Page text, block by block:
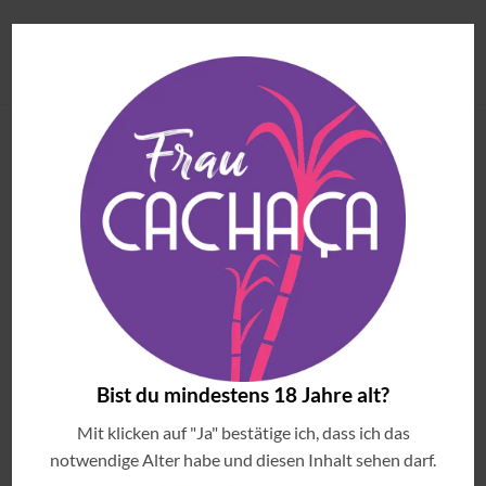
Bist du mindestens 18 Jahre alt?
Mit klicken auf "Ja" bestätige ich, dass ich das
notwendige Alter habe und diesen Inhalt sehen darf.
ANGESEHENE ARTIKEL
Brazilian Sounds & Cocktails
69.00 (inkl. MwSt)
Pindorama Cobra Coral
37.90
Cachaça Matriarca Blend 4 Madeiras Brasileiras -
€ 56.90 (inkl. MwSt)